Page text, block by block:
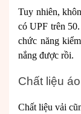
Tuy nhiên,
có UPF trên
chức năng
nắng được rồi.
Chất liệu áo
Chất liệu vải